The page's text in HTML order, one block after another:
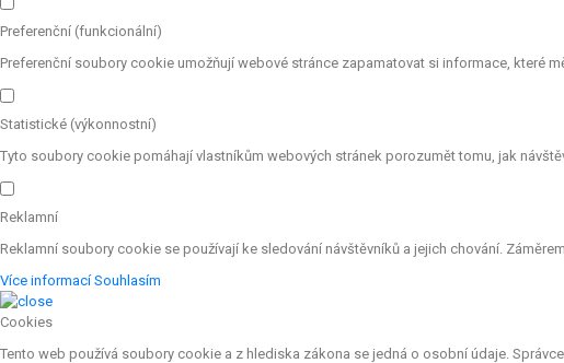
Preferenční (funkcionální)
Preferenční soubory cookie umožňují webové stránce zapamatovat si informace, které
Statistické (výkonnostní)
Tyto soubory cookie pomáhají vlastníkům webových stránek porozumět tomu, jak
Reklamní
Reklamní soubory cookie se používají ke sledování návštěvníků a jejich chování.
Více informací Souhlasím
Cookies
Tento web používá soubory cookie a z hlediska zákona se jedná o osobní údaje.